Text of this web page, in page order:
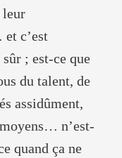
leur
c’est
; est-ce que
du talent, de
assidûment,
n’est-
quand ça ne